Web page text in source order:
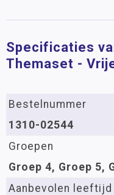
Specificaties
Themaset -
Bestelnummer
1310-02544
Groepen
Groep 4, Groep 5,
Aanbevolen leeftijd